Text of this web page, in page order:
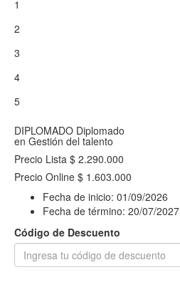
1
2
3
4
5
DIPLOMADO Diplomado
en Gestión del talento
Precio Lista $ 2.290.000
Precio Online $ 1.603.000
Fecha de inicio: 01/09/2026
Fecha de término: 20/07/2027
Código de Descuento